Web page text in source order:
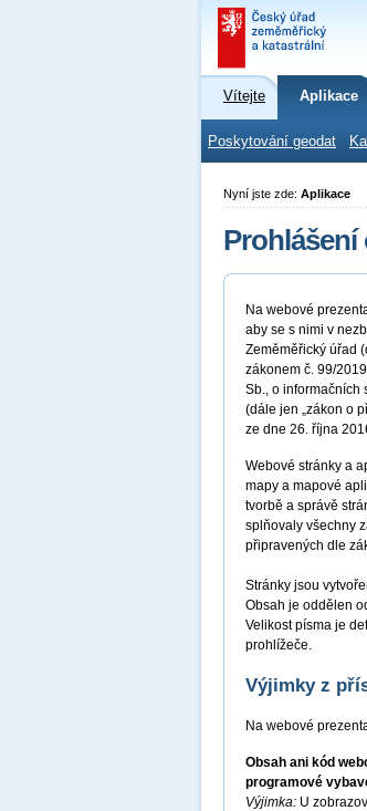
Vítejte Aplikace
Poskytování geodat
Nyní jste zde: Aplikace
Na webové
aby se s nimi v
Zeměměřický úřad
zákonem č. 99/
Sb., o informačních
(dále jen „zákon o
ze dne 26. října
Webové stránky a
mapy a mapové
tvorbě a správě
splňovaly všechny
připravených dle
Stránky jsou
Obsah je oddělen
Velikost písma je
prohlížeče.
Výjimky z
Na webové
Obsah ani kód
programové
Výjimka: U